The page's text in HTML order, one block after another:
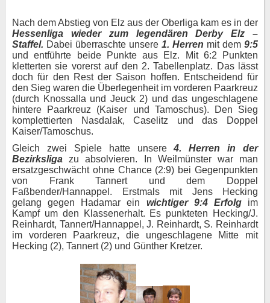
Nach dem Abstieg von Elz aus der Oberliga kam es in der
Hessenliga wieder zum legendären Derby Elz –
Staffel. Dabei überraschte unsere 1. Herren mit dem 9:5
und entführte beide Punkte aus Elz. Mit 6:2 Punkten
kletterten sie vorerst auf den 2. Tabellenplatz. Das lässt
doch für den Rest der Saison hoffen. Entscheidend für
den Sieg waren die Überlegenheit im vorderen Paarkreuz
(durch Knossalla und Jeuck 2) und das ungeschlagene
hintere Paarkreuz (Kaiser und Tamoschus). Den Sieg
komplettierten Nasdalak, Caselitz und das Doppel
Kaiser/Tamoschus.
Gleich zwei Spiele hatte unsere4. Herren in der
Bezirksliga
zu absolvieren. In Weilmünster war man
ersatzgeschwächt ohne Chance (2:9) bei Gegenpunkten
von Frank Tannert und dem Doppel
Faßbender/Hannappel. Erstmals mit Jens Hecking
gelang gegen Hadamar ein wichtiger 9:4 Erfolgim
Kampf um den Klassenerhalt. Es punkteten Hecking/J.
Reinhardt, Tannert/Hannappel, J. Reinhardt, S. Reinhardt
im vorderen Paarkreuz, die ungeschlagene Mitte mit
Hecking (2), Tannert (2) und Günther Kretzer.